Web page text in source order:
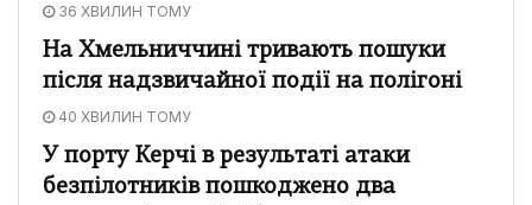
36 ХВИЛИН ТОМУ
На Хмельниччині тривають пошуки
після надзвичайної події на полігоні
40 ХВИЛИН ТОМУ
У порту Керчі в результаті атаки
безпілотників пошкоджено два